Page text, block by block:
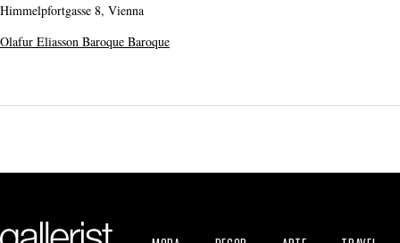
Himmelpfortgasse 8, Vienna
Olafur Eliasson Baroque Baroque